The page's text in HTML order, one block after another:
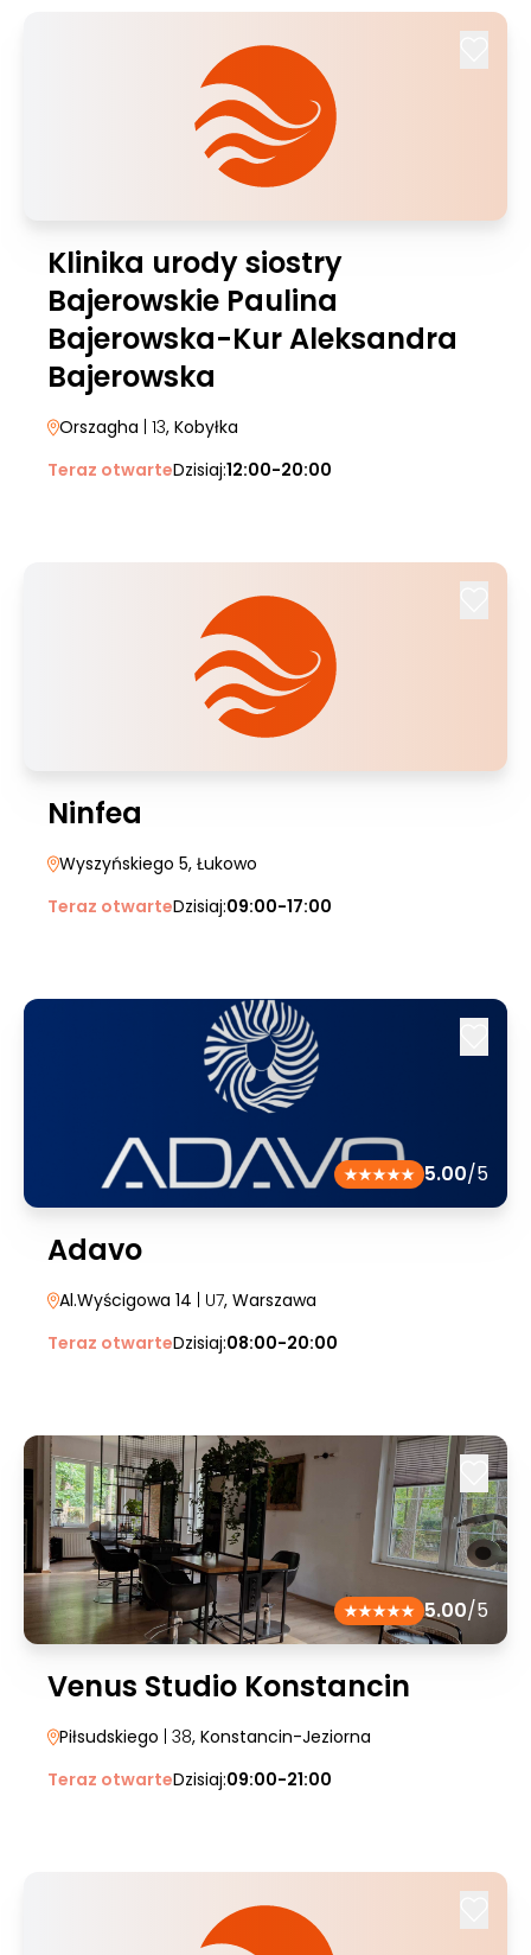
Klinika urody siostry
Bajerowskie Paulina
Bajerowska-Kur Aleksandra
Bajerowska
Orszagha | 13, Kobyłka
Teraz otwarteDzisiaj:12:00-20:00
Ninfea
Wyszyńskiego 5, Łukowo
Teraz otwarteDzisiaj:09:00-17:00
5.00/5
Adavo
Al.Wyścigowa 14 | U7, Warszawa
Teraz otwarteDzisiaj:08:00-20:00
5.00/5
Venus Studio Konstancin
Piłsudskiego | 38, Konstancin-Jeziorna
Teraz otwarteDzisiaj:09:00-21:00